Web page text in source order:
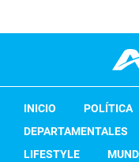
INICIO POLÍTICA
DEPARTAMENTALES
LIFESTYLE